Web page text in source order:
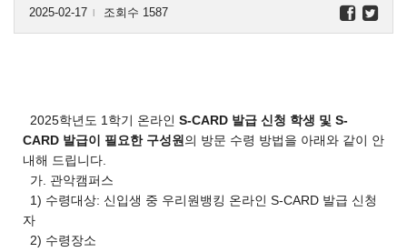
2025-02-17 l 조회수 1587
2025학년도 1학기 온라인 S-CARD 발급 신청 학생 및 S-
CARD 발급이 필요한 구성원 의 방문 수령 방법을 아래와 같이 안
내해 드립니다.
가. 관악캠퍼스
1) 수령대상: 신입생 중 우리원뱅킹 온라인 S-CARD 발급 신청
자
2) 수령장소